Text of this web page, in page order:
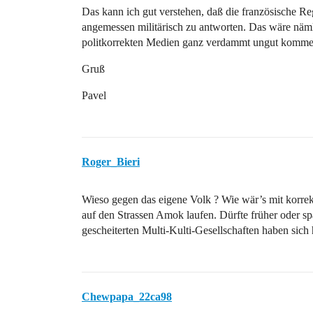
Das kann ich gut verstehen, daß die französische
angemessen militärisch zu antworten. Das wäre
politkorrekten Medien ganz verdammt ungut
Gruß
Pavel
Roger_Bieri
Wieso gegen das eigene Volk ? Wie wär’s mit
auf den Strassen Amok laufen. Dürfte früher oder
gescheiterten Multi-Kulti-Gesellschaften haben
Chewpapa_22ca98